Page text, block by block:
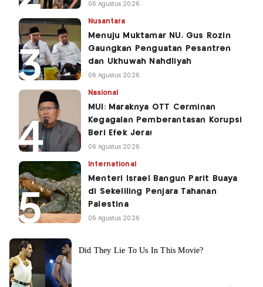
06 Agustus 2026
Nusantara
Menuju Muktamar NU, Gus Rozin
Gaungkan Penguatan Pesantren
dan Ukhuwah Nahdliyah
06 Agustus 2026
Nasional
MUI: Maraknya OTT Cerminan
Kegagalan Pemberantasan Korupsi
Beri Efek Jera!
06 Agustus 2026
International
Menteri Israel Bangun Parit Buaya
di Sekeliling Penjara Tahanan
Palestina
06 Agustus 2026